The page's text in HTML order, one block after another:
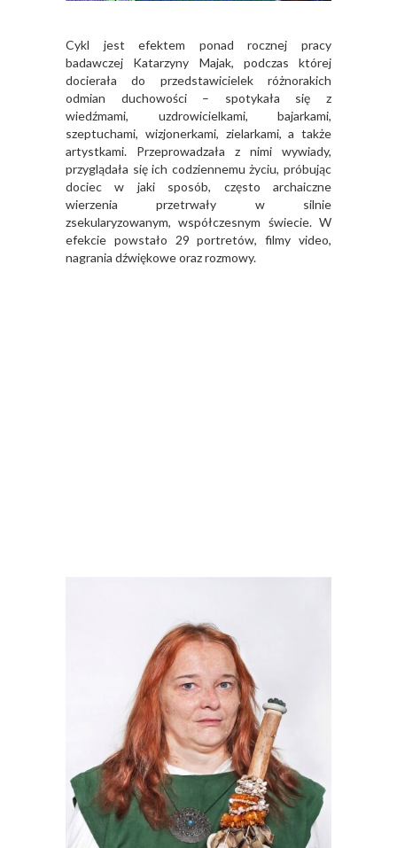
Cykl jest efektem ponad rocznej pracy
badawczej Katarzyny Majak, podczas której
docierała do przedstawicielek różnorakich
odmian duchowości – spotykała się z
wiedźmami, uzdrowicielkami, bajarkami,
szeptuchami, wizjonerkami, zielarkami, a także
artystkami. Przeprowadzała z nimi wywiady,
przyglądała się ich codziennemu życiu, próbując
dociec w jaki sposób, często archaiczne
wierzenia przetrwały w silnie
zsekularyzowanym, współczesnym świecie. W
efekcie powstało 29 portretów, filmy video,
nagrania dźwiękowe oraz rozmowy.